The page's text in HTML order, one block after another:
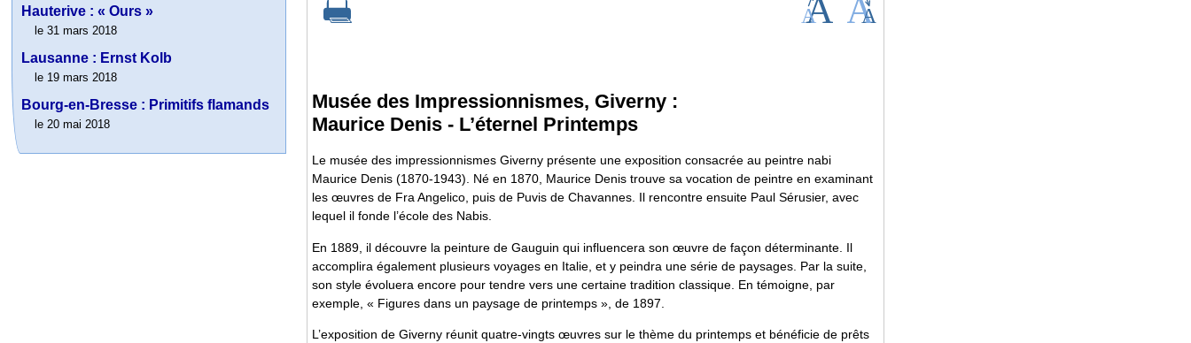
Musée des Impressionnismes, Giverny :
Maurice Denis - L’éternel Printemps
Le musée des impressionnismes Giverny présente une exposition consacrée au peintre nabi
Maurice Denis (1870-1943). Né en 1870, Maurice Denis trouve sa vocation de peintre en examinant
les œuvres de Fra Angelico, puis de Puvis de Chavannes. Il rencontre ensuite Paul Sérusier, avec
lequel il fonde l’école des Nabis.
En 1889, il découvre la peinture de Gauguin qui influencera son œuvre de façon déterminante. Il
accomplira également plusieurs voyages en Italie, et y peindra une série de paysages. Par la suite,
son style évoluera encore pour tendre vers une certaine tradition classique. En témoigne, par
exemple, « Figures dans un paysage de printemps », de 1897.
L’exposition de Giverny réunit quatre-vingts œuvres sur le thème du printemps et bénéficie de prêts
Hauterive : « Ours »
le 31 mars 2018
Lausanne : Ernst Kolb
le 19 mars 2018
Bourg-en-Bresse : Primitifs flamands
le 20 mai 2018